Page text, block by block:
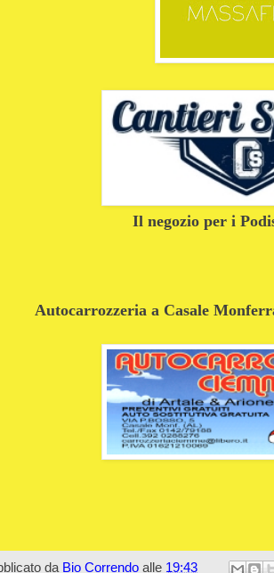
Il negozio per i
Autocarrozzeria a Casale
da Bio Correndo alle 19:43